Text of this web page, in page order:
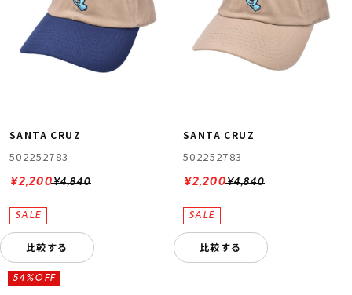
SANTA CRUZ
502252783
¥4,840
¥2,200
比較する
SANTA CRUZ
502252783
¥4,840
¥2,200
比較する
54%OFF